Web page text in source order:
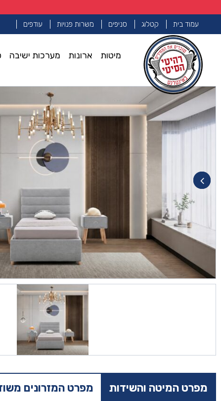
עמוד בית קטלוג סניפים משרות פנויות עודפים
מיטות ארונות מערכות ישיבה
עמוד הבית >> מיטות יחיד
מפרט המיטה והשידות מפרט המזרונים